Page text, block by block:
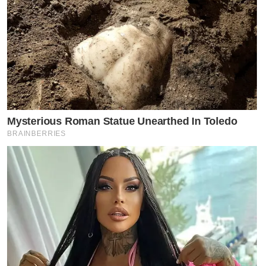
Mysterious Roman Statue Unearthed In Toledo
BRAINBERRIES